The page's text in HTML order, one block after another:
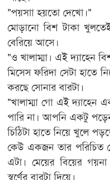
"পয়সাা হয়তো দেখো।"
মোড়ানো বিশ টাকা
বেরিয়ে আসে।
"ও খালাম্মা। এই দ্যাহেন
মিসেস ফরিদা সেটা হাতে
করছে সোনার বারটা।
"খালাম্মা গো এই দ্যাহেন
পারি না। আপনি একটু
চিঠিটা হাতে নিয়ে খুলে
কেউ একজন তার পরিচিত
এটা। মেয়ের বিয়ের
স্বর্ণের বারটা দিয়ে।